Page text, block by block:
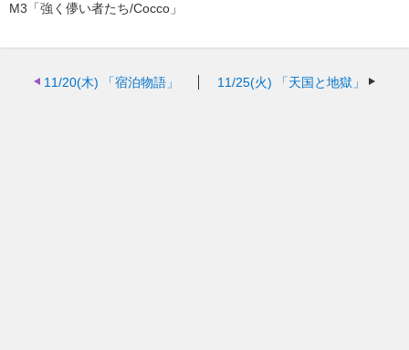
M3「強く儚い者たち/Cocco」
11/20(木) 「宿泊物語」 11/25(火) 「天国と地獄」